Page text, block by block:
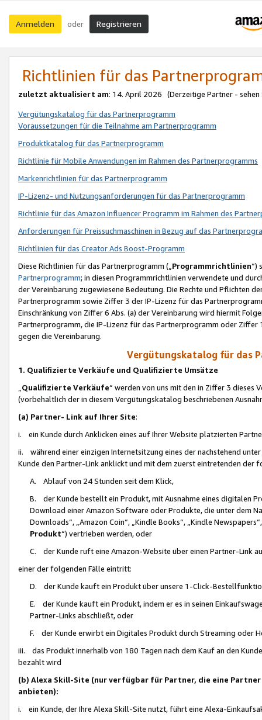
Anmelden oder Registrieren
Richtlinien für das
zuletzt aktualisiert am: 14. April 2026 (Derzeitige Partner - sehen
Vergütungskatalog für das Partnerprogramm
Voraussetzungen für die Teilnahme am Partnerprogramm
Produktkatalog für das Partnerprogramm
Richtlinie für Mobile Anwendungen im Rahmen des Partnerprogramms
Markenrichtlinien für das Partnerprogramm
IP-Lizenz- und Nutzungsanforderungen für das Partnerprogramm
Richtlinie für das Amazon Influencer Programm im Rahmen des
Anforderungen für Preissuchmaschinen in Bezug auf das
Richtlinien für das Creator Ads Boost-Programm
Diese Richtlinien für das Partnerprogramm („Programmrichtlinien“)
Partnerprogramm; in diesen Programmrichtlinien verwendete und
der Vereinbarung zugewiesene Bedeutung. Die Rechte und Pflichten
Partnerprogramm sowie Ziffer 3 der IP-Lizenz für das
Einschränkung von Ziffer 6 Abs. (a) der Vereinbarung wird hiermit
Partnerprogramm, die IP-Lizenz für das Partnerprogramm oder
gegen die Vereinbarung.
Vergütungskatalog für das
1. Qualifizierte Verkäufe und Qualifizierte Umsätze
Qualifizierte Verkäufe“ werden von uns mit den in Ziffer 3
(vorbehaltlich der in diesem Vergütungskatalog beschriebenen
(a) Partner- Link auf Ihrer Site:
i. ein Kunde durch Anklicken eines auf Ihrer Website platzierten
ii. während einer einzigen Internetsitzung eines der nachstehend
Kunde den Partner-Link anklickt und mit dem zuerst eintretenden der
A. Ablauf von 24 Stunden seit dem Klick,
B. der Kunde bestellt ein Produkt, mit Ausnahme eines digitalen
Download einer Amazon Software oder Produkte, die unter dem
Downloads“, „Amazon Coin“, „Kindle Books“, „Kindle
Produkt“) vertrieben werden, oder
C. der Kunde ruft eine Amazon-Website über einen Partner-Link
einer der folgenden Fälle eintritt:
D. der Kunde kauft ein Produkt über unsere 1-Click-
E. der Kunde kauft ein Produkt, indem er es in seinen
Partner-Links abschließt, oder
F. der Kunde erwirbt ein Digitales Produkt durch Streaming oder
iii. das Produkt innerhalb von 180 Tagen nach dem Kauf an den
bezahlt wird
(b) Alexa Skill-Site (nur verfügbar für Partner, die eine
anbieten):
i. ein Kunde, der Ihre Alexa Skill-Site nutzt, führt eine Alexa-